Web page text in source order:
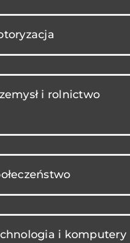
i rolnictwo
i komputery